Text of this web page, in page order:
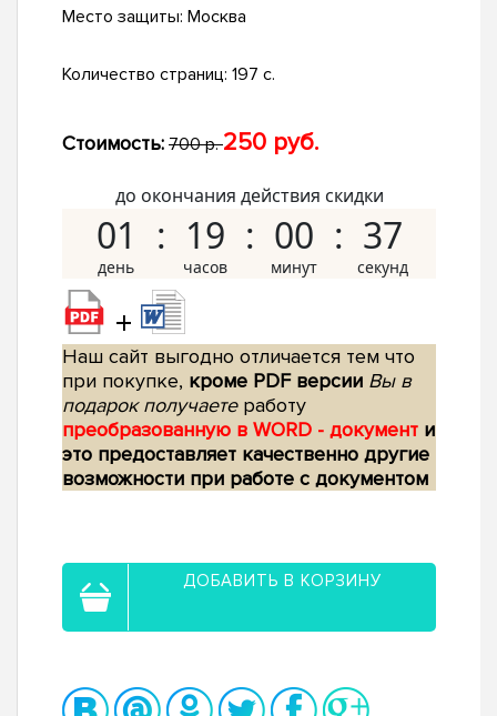
Место защиты: Москва
Количество страниц: 197 с.
Стоимость: 700 р.250 руб.
до окончания действия скидки
01 19 00 36
+
Наш сайт выгодно отличается тем что
при покупке, кроме PDF версии Вы в
подарок получаетеработу
преобразованную в WORD - документ и
это предоставляет качественно другие
возможности при работе с документом
ДОБАВИТЬ В КОРЗИНУ